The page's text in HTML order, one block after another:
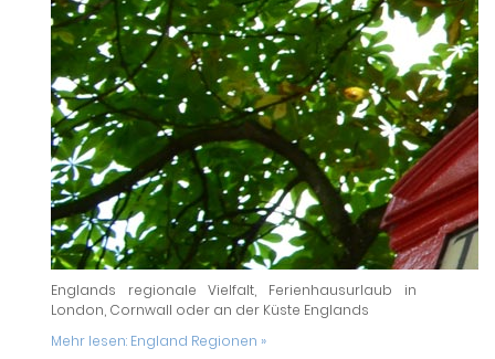
Englands regionale Vielfalt, Ferienhausurlaub in
London, Cornwall oder an der Küste Englands
Mehr lesen: England Regionen »